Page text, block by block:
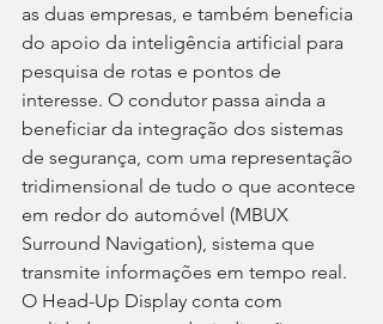
as duas empresas, e também beneficia
do apoio da inteligência artificial para
pesquisa de rotas e pontos de
interesse. O condutor passa ainda a
beneficiar da integração dos sistemas
de segurança, com uma representação
tridimensional de tudo o que acontece
em redor do automóvel (MBUX
Surround Navigation), sistema que
transmite informações em tempo real.
O Head-Up Display conta com